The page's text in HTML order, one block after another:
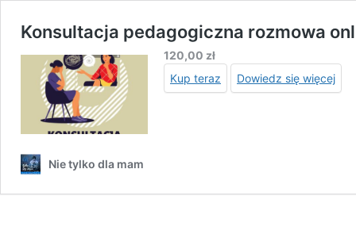
Konsultacja pedagogiczna rozmowa
120,00 zł
Kup teraz
Dowiedz się więcej
Nie tylko dla mam